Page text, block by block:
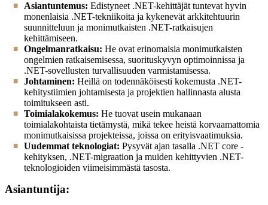
Asiantuntemus: Edistyneet .NET-kehittäjät tuntevat hyvin
monenlaisia .NET-tekniikoita ja kykenevät arkkitehtuurin
suunnitteluun ja monimutkaisten .NET-ratkaisujen
kehittämiseen.
Ongelmanratkaisu: He ovat erinomaisia monimutkaisten
ongelmien ratkaisemisessa, suorituskyvyn optimoinnissa ja
.NET-sovellusten turvallisuuden varmistamisessa.
Johtaminen: Heillä on todennäköisesti kokemusta .NET-
kehitystiimien johtamisesta ja projektien hallinnasta alusta
toimitukseen asti.
Toimialakokemus: He tuovat usein mukanaan
toimialakohtaista tietämystä, mikä tekee heistä korvaamattomia
monimutkaisissa projekteissa, joissa on erityisvaatimuksia.
Uudemmat teknologiat: Pysyvät ajan tasalla .NET core -
kehityksen, .NET-migraation ja muiden kehittyvien .NET-
teknologioiden viimeisimmästä tasosta.
Asiantuntija: